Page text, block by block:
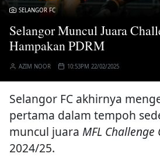
SELANGOR FC
Selangor Muncul Juara
Hampakan PDRM
AZIM NOOR 10:53PM 22/02/2025
Selangor FC akhirnya
pertama dalam tempoh
muncul juara MFL Challenge
2024/25.